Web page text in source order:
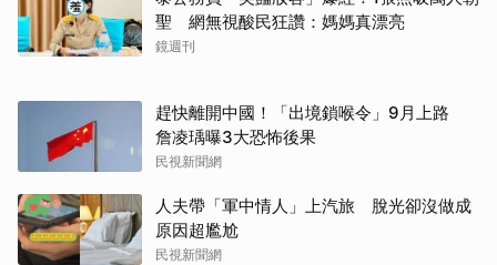
聖 網無視酸民狂讚：媽媽真漂亮
鏡週刊
趕快離開中國！「出境鎖喉令」9月上路
詹凌瑀曝3大恐怖後果
民視新聞網
人夫帶「軍中情人」上汽旅 脫光卻沒做成
原因超尷尬
民視新聞網